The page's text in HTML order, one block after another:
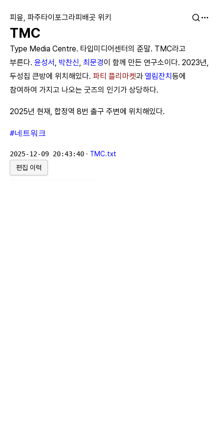
피읖, 파주타이포그라피배곳 위키
TMC
Type Media Centre. 타입미디어센터의 준말. TMC라고
부른다. 윤성서 , 박찬신, 최문경이 함께 만든 연구소이다. 2023년,
두성집 큰방에 위치해있다. 파티 플리마켓과 열림잔치등에
참여하여 가지고 나오는 굿즈의 인기가 상당하다.
2025년 현재, 합정역 8번 출구 주변에 위치해있다.
#네트워크
2025-12-09 20:43:40 · TMC.txt
편집 이력